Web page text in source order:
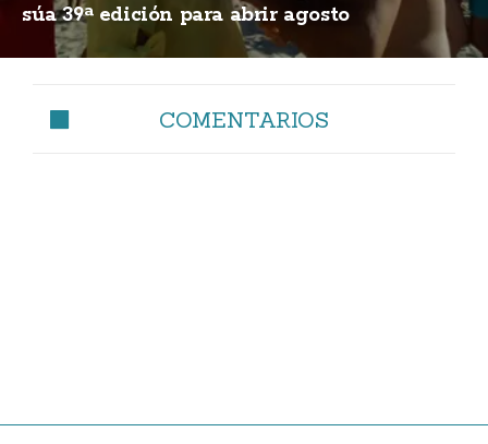
súa 39ª edición para abrir agosto
COMENTARIOS